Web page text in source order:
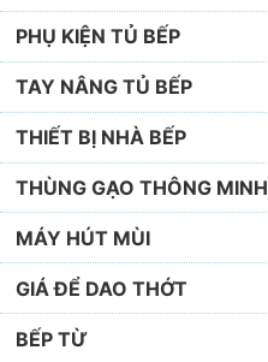
PHỤ KIỆN TỦ BẾP
TAY NÂNG TỦ BẾP
THIẾT BỊ NHÀ BẾP
THÙNG GẠO THÔNG MINH
MÁY HÚT MÙI
GIÁ ĐỂ DAO THỚT
BẾP TỪ